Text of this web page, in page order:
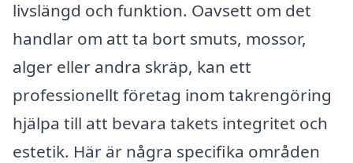
livslängd och funktion. Oavsett om det
handlar om att ta bort smuts, mossor,
alger eller andra skräp, kan ett
professionellt företag inom takrengöring
hjälpa till att bevara takets integritet och
estetik. Här är några specifika områden